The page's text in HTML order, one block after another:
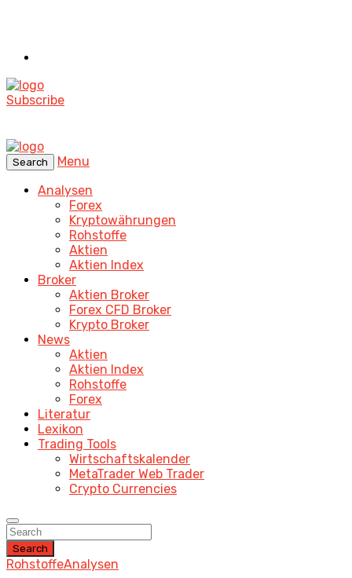
Subscribe
Search
Menu
Analysen
Forex
Kryptowährungen
Rohstoffe
Aktien
Aktien Index
Broker
Aktien Broker
Forex CFD Broker
Krypto Broker
News
Aktien
Aktien Index
Rohstoffe
Forex
Literatur
Lexikon
Trading Tools
Wirtschaftskalender
MetaTrader Web Trader
Crypto Currencies
Search
RohstoffeAnalysen